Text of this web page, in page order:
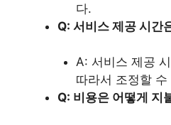
다.
Q: 서비스 제공 시간
A: 서비스 제공
따라서 조정할 수
Q: 비용은 어떻게 지